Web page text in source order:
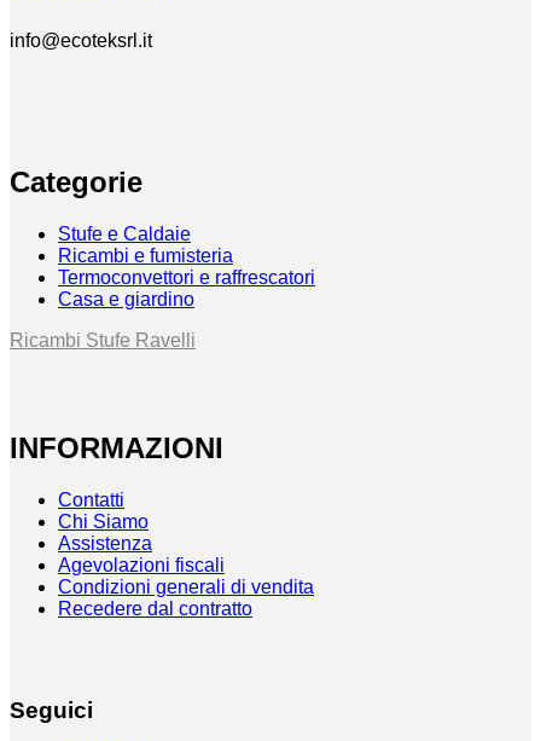
info@ecoteksrl.it
Categorie
Stufe e Caldaie
Ricambi e fumisteria
Termoconvettori e raffrescatori
Casa e giardino
Ricambi Stufe Ravelli
INFORMAZIONI
Contatti
Chi Siamo
Assistenza
Agevolazioni fiscali
Condizioni generali di vendita
Recedere dal contratto
Seguici